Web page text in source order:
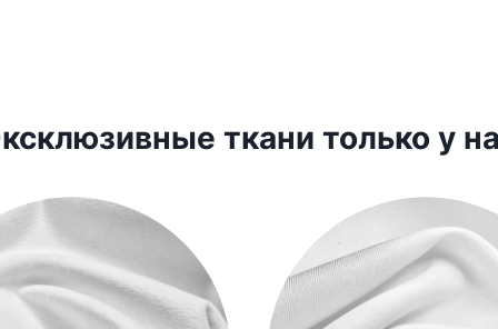
ткани только у